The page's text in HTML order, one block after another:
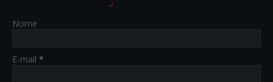
Nome
E-mail *